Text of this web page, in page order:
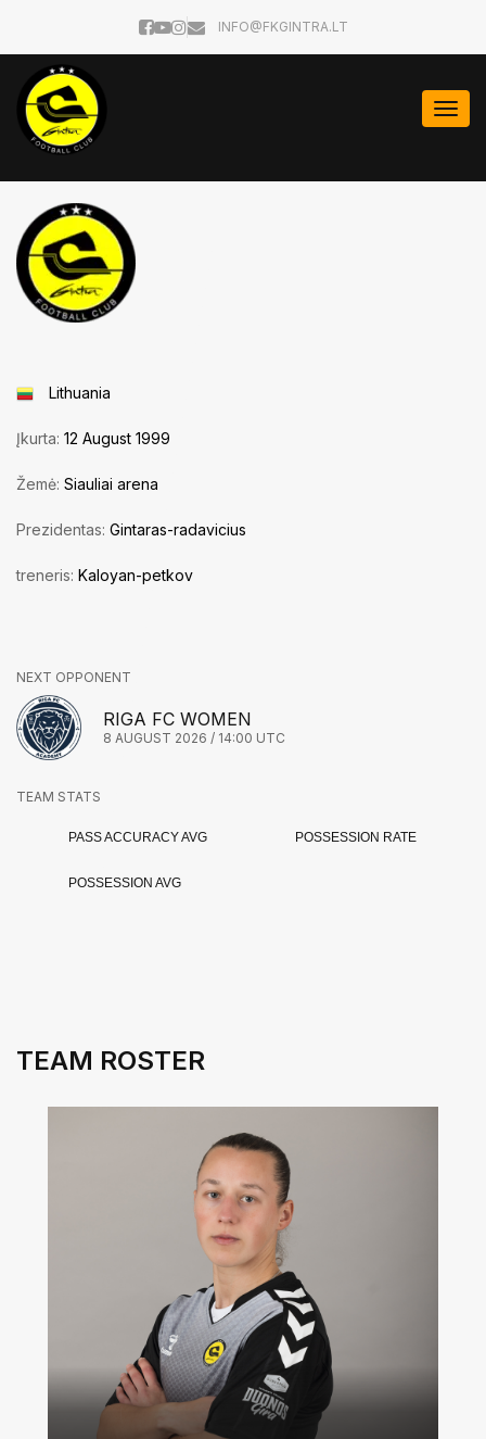
INFO@FKGINTRA.LT
Lithuania
Įkurta: 12 August 1999
Žemė: Siauliai arena
Prezidentas: Gintaras-radavicius
treneris: Kaloyan-petkov
NEXT OPPONENT
RIGA FC WOMEN
8 AUGUST 2026 / 14:00 UTC
TEAM STATS
PASS ACCURACY AVG POSSESSION RATE
POSSESSION AVG
TEAM ROSTER